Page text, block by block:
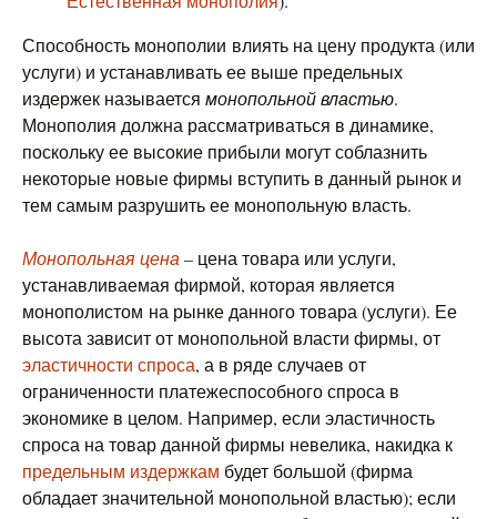
Способность монополии влиять на цену продукта (или
услуги) и устанавливать ее выше предельных
издержек называется монопольной властью.
Монополия должна рассматриваться в динамике,
поскольку ее высокие прибыли могут соблазнить
некоторые новые фирмы вступить в данный рынок и
тем самым разрушить ее монопольную власть.
Монопольная цена – цена товара или услуги,
устанавливаемая фирмой, которая является
монополистом на рынке данного товара (услуги). Ее
высота зависит от монопольной власти фирмы, от
эластичности спроса, а в ряде случаев от
ограниченности платежеспособного спроса в
экономике в целом. Например, если эластичность
спроса на товар данной фирмы невелика, накидка к
предельным издержкам будет большой (фирма
обладает значительной монопольной властью); если